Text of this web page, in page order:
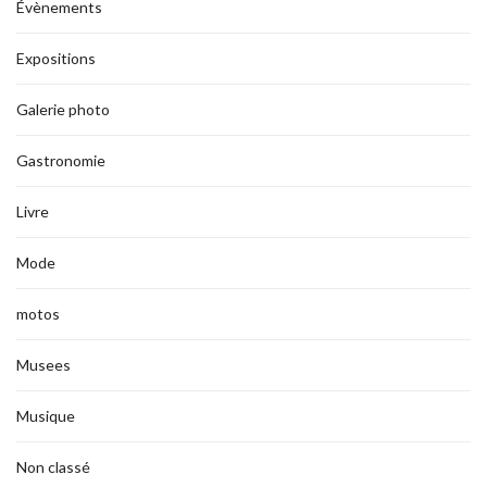
Évènements
Expositions
Galerie photo
Gastronomie
Livre
Mode
motos
Musees
Musique
Non classé